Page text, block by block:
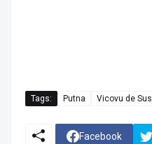
Tags: Putna Vicovu de Sus
Facebook